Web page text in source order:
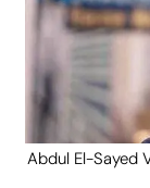
Abdul El-Sayed